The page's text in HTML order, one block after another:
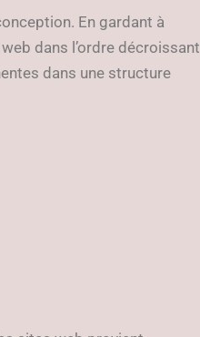
En gardant à
dans l’ordre décroissant
dans une structure